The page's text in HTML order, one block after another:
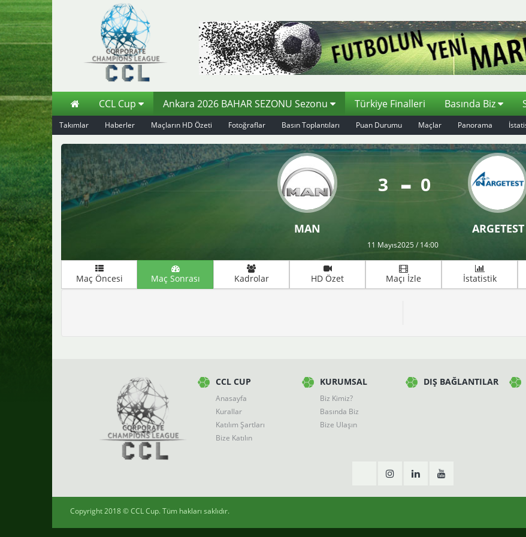
CCL Cup Ankara 2026 BAHAR SEZONU Sezonu Türkiye Finalleri Basında Biz
Takımlar Haberler Maçların HD Özeti Fotoğraflar Basın Toplantıları Puan Durumu Maçlar Panorama
MAN
3 0
ARGETEST
11 Mayıs2025 / 14:00
Maç Öncesi Maç Sonrası Kadrolar HD Özet Maçı İzle İstatistik
CCL CUP
Anasayfa
Kurallar
Katılım Şartları
Bize Katılın
KURUMSAL
Biz Kimiz?
Basında Biz
Bize Ulaşın
DIŞ BAĞLANTILAR
Copyright 2018 ©CCL Cup. Tüm hakları saklıdır.